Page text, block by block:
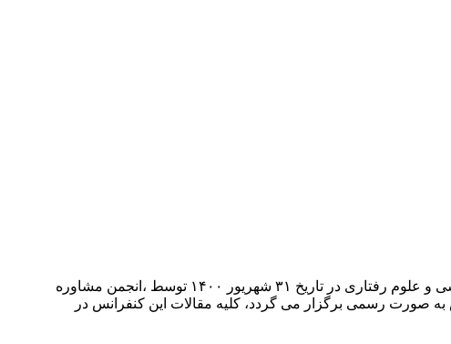
National Conference on New Research in Psychology and Behavioral Sciences همایش ملی پژوهش های نوین در روانشناسی و علوم رفتاری در تاریخ ۳۱ شهریور ۱۴۰۰ توسط ،انجمن مشاوره
به صورت رسمی برگزار می گردد، کلیه مقالات این کنفرانس در